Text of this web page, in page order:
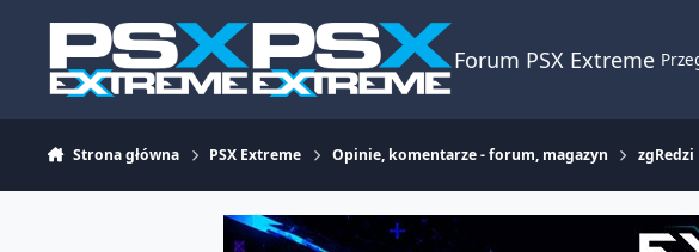
Forum PSX Extreme
Strona główna PSX Extreme Opinie, komentarze - forum, magazyn zgRedzi